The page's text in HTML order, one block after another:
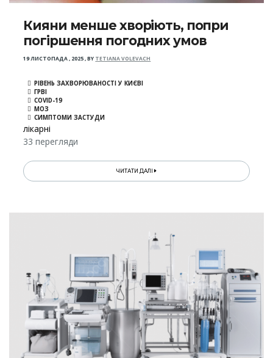
Кияни менше хворіють, попри
погіршення погодних умов
19 ЛИСТОПАДА , 2025,BY TETIANA VOLEVACH
РІВЕНЬ ЗАХВОРЮВАНОСТІ У КИЄВІ
ГРВІ
COVID-19
МОЗ
СИМПТОМИ ЗАСТУДИ
лікарні
33 перегляди
ЧИТАТИ ДАЛІ